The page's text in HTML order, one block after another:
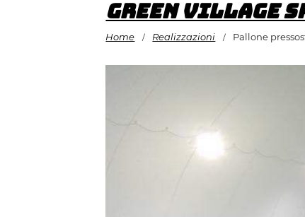
Green Village
Home / Realizzazioni / Pallone